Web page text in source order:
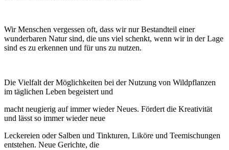
Wir Menschen vergessen oft, dass wir nur Bestandteil einer
wunderbaren Natur sind, die uns viel schenkt, wenn wir in der Lage
sind es zu erkennen und für uns zu nutzen.
Die Vielfalt der Möglichkeiten bei der Nutzung von Wildpflanzen
im täglichen Leben begeistert und
macht neugierig auf immer wieder Neues. Fördert die Kreativität
und lässt so immer wieder neue
Leckereien oder Salben und Tinkturen, Liköre und Teemischungen
entstehen. Neue Gerichte, die